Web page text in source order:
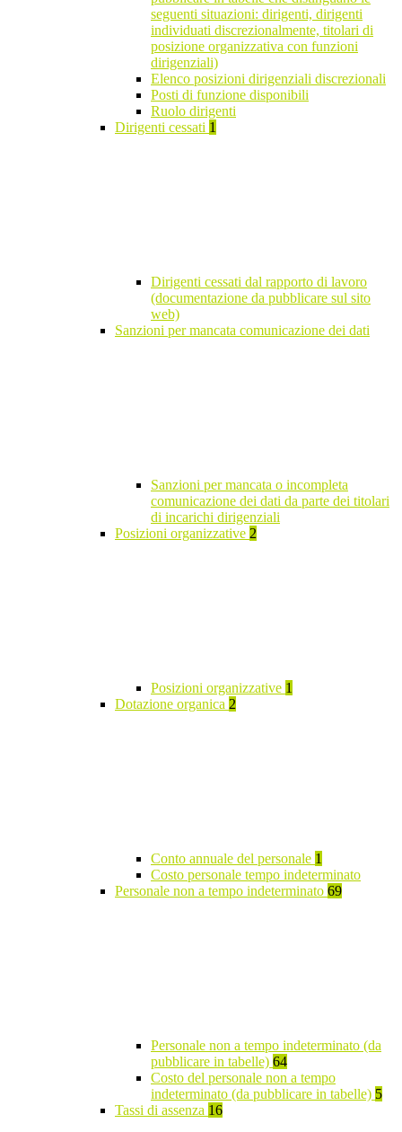
seguenti situazioni: dirigenti, dirigenti
individuati discrezionalmente, titolari di
posizione organizzativa con funzioni
dirigenziali)
Elenco posizioni dirigenziali discrezionali
Posti di funzione disponibili
Ruolo dirigenti
Dirigenti cessati 1
Dirigenti cessati dal rapporto di lavoro
(documentazione da pubblicare sul sito
web)
Sanzioni per mancata comunicazione dei dati
Sanzioni per mancata o incompleta
comunicazione dei dati da parte dei titolari
di incarichi dirigenziali
Posizioni organizzative 2
Posizioni organizzative 1
Dotazione organica 2
Conto annuale del personale 1
Costo personale tempo indeterminato
Personale non a tempo indeterminato 69
Personale non a tempo indeterminato (da
pubblicare in tabelle) 64
Costo del personale non a tempo
indeterminato (da pubblicare in tabelle) 5
Tassi di assenza 16